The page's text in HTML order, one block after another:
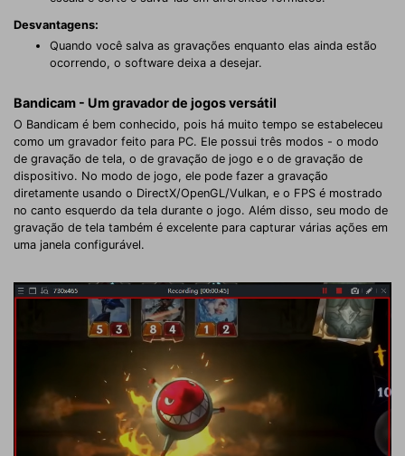
Desvantagens:
Quando você salva as gravações enquanto elas ainda estão
ocorrendo, o software deixa a desejar.
Bandicam - Um gravador de jogos versátil
O Bandicam é bem conhecido, pois há muito tempo se estabeleceu
como um gravador feito para PC. Ele possui três modos - o modo
de gravação de tela, o de gravação de jogo e o de gravação de
dispositivo. No modo de jogo, ele pode fazer a gravação
diretamente usando o DirectX/OpenGL/Vulkan, e o FPS é mostrado
no canto esquerdo da tela durante o jogo. Além disso, seu modo de
gravação de tela também é excelente para capturar várias ações em
uma janela configurável.